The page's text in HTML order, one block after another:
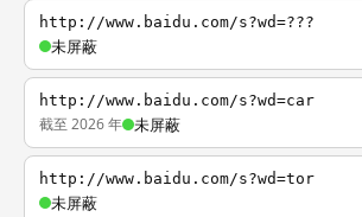
http://www.baidu.com/s?wd=???
未屏蔽
http://www.baidu.com/s?wd=car
截至 2026 年 未屏蔽
http://www.baidu.com/s?wd=tor
未屏蔽